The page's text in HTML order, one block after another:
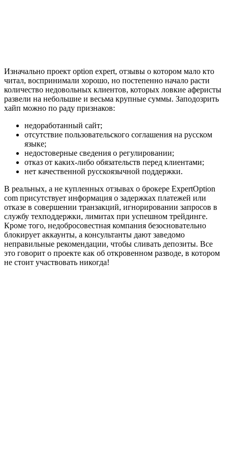
Изначально проект option expert, отзывы о котором мало кто
читал, воспринимали хорошо, но постепенно начало расти
количество недовольных клиентов, которых ловкие аферисты
развели на небольшие и весьма крупные суммы. Заподозрить
хайп можно по раду признаков:
недоработанный сайт;
отсутствие пользовательского соглашения на русском
языке;
недостоверные сведения о регулировании;
отказ от каких-либо обязательств перед клиентами;
нет качественной русскоязычной поддержки.
В реальных, а не купленных отзывах о брокере ExpertOption
com присутствует информация о задержках платежей или
отказе в совершении транзакций, игнорировании запросов в
службу техподдержки, лимитах при успешном трейдинге.
Кроме того, недобросовестная компания безосновательно
блокирует аккаунты, а консультанты дают заведомо
неправильные рекомендации, чтобы сливать депозиты. Все
это говорит о проекте как об откровенном разводе, в котором
не стоит участвовать никогда!